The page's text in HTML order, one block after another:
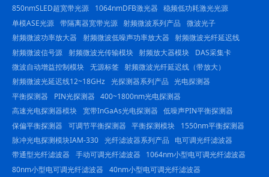
850nmSLED超宽带光源
1064nmDFB激光器 稳频低功耗激光光源
单模ASE光源 带隔离器宽带光源 射频微波系列产品
微波光子
射频微波功率放大器
射频微波低噪声功率放大器 射频微波光纤延迟线
射频微波信号源 射频微波光传输模块 射频放大器模块
DAS采集卡
微波自动增益控制模块 无源标签 射频微波光纤延迟线（带放大）
射频微波光延迟线12~18GHz 光探测器系列产品 光电探测器
平衡探测器
PIN光探测器 400~1800nm光电探测器
高速光电探测器模块
宽带InGaAs光电探测器 低噪声PIN平衡探测器
保偏平衡探测器
可调节平衡探测器 平衡探测模块
1550nm平衡探测器
脉冲光电探测模块IAM-330 光纤滤波器系列产品
电可调光纤滤波器
带通型光纤滤波器
手动可调光纤滤波器
1064nm小型电可调光纤滤波器
80nm小型电可调光纤滤波器
40nm小型电可调光纤滤波器